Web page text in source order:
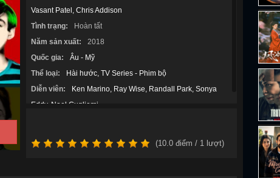
Vasant Patel
Chris Addison
Tình trạng:
Hoàn tất
Năm sản xuất:
2018
Quốc gia:
Âu - Mỹ
Thể loại:
Hài hước TV Series - Phim bộ
Diễn viên:
Ken Marino Ray Wise Randall Park Sonya
Eddy Noel Gugliemi
(10.0điểm / 1lượt)